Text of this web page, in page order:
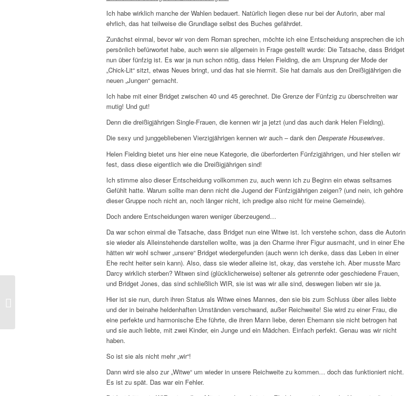
Ich habe wirklich manche der Wahlen bedauert. Natürlich liegen diese nur bei der Autorin, aber mal
ehrlich, das hat teilweise die Grundlage selbst des Buches gefährdet.
Zunächst einmal, bevor wir von dem Roman sprechen, möchte ich eine Entscheidung ansprechen die ich
persönlich befürwortet habe, auch wenn sie allgemein in Frage gestellt wurde: Die Tatsache, dass Bridget
nun über fünfzig ist. Es war ja nun schon nötig, dass Helen Fielding, die am Ursprung der Mode der
„Chick-Lit“ sitzt, etwas Neues bringt, und das hat sie hiermit. Sie hat damals aus den Dreißigjährigen die
neuen „Jungen“ gemacht.
Ich habe mit einer Bridget zwischen 40 und 45 gerechnet. Die Grenze der Fünfzig zu überschreiten war
mutig! Und gut!
Denn die dreißigjährigen Single-Frauen, die kennen wir ja jetzt (und das auch dank Helen Fielding).
Die sexy und junggebliebenen Vierzigjährigen kennen wir auch – dank den Desperate Housewives.
Helen Fielding bietet uns hier eine neue Kategorie, die überforderten Fünfzigjährigen, und hier stellen wir
fest, dass diese eigentlich wie die Dreißigjährigen sind!
Ich stimme also dieser Entscheidung vollkommen zu, auch wenn ich zu Beginn ein etwas seltsames
Gefühlt hatte. Warum sollte man denn nicht die Jugend der Fünfzigjährigen zeigen? (und nein, ich gehöre
dieser Gruppe noch nicht an, noch länger nicht, ich predige also nicht für meine Gemeinde).
Doch andere Entscheidungen waren weniger überzeugend…
Da war schon einmal die Tatsache, dass Bridget nun eine Witwe ist. Ich verstehe schon, dass die Autorin
sie wieder als Alleinstehende darstellen wollte, was ja den Charme ihrer Figur ausmacht, und in einer Ehe
hätten wir wohl schwer „unsere“ Bridget wiedergefunden (auch wenn ich denke, dass das Leben in einer
Ehe recht heiter sein kann). Also, dass sie wieder alleine ist, okay, das verstehe ich. Aber musste Marc
Darcy wirklich sterben? Witwen sind (glücklicherweise) seltener als getrennte oder geschiedene Frauen,
und Bridget Jones, das sind schließlich WIR, sie ist was wir alle sind, deswegen lieben wir sie ja.
Hier ist sie nun, durch ihren Status als Witwe eines Mannes, den sie bis zum Schluss über alles liebte
und der in beinahe heldenhaften Umständen verschwand, außer Reichweite! Sie wird zu einer Frau, die
eine perfekte und harmonische Ehe führte, die ihren Mann liebe, deren Ehemann sie nicht betrogen hat
und sie auch liebte, mit zwei Kinder, ein Junge und ein Mädchen. Einfach perfekt. Genau was wir nicht
haben.
So ist sie als nicht mehr „wir“!
Dann wird sie also zur „Witwe“ um wieder in unsere Reichweite zu kommen… doch das funktioniert nicht.
Es ist zu spät. Das war ein Fehler.